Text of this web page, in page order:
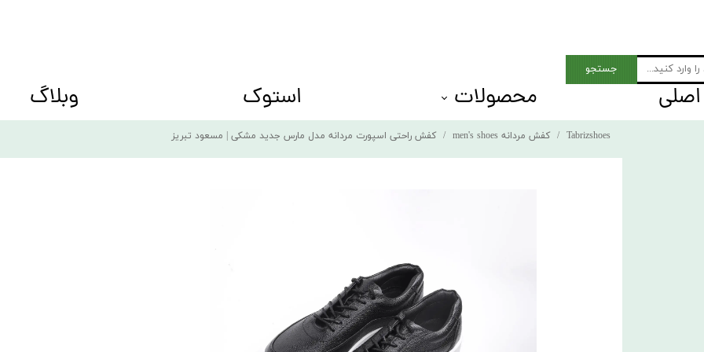
محصولات استوک وبلاگ
جستجو
Tabrizshoes کفش مردانه men's shoes کفش راحتی اسپورت مردانه مدل مارس جدید مشکی | مسعود تبریز